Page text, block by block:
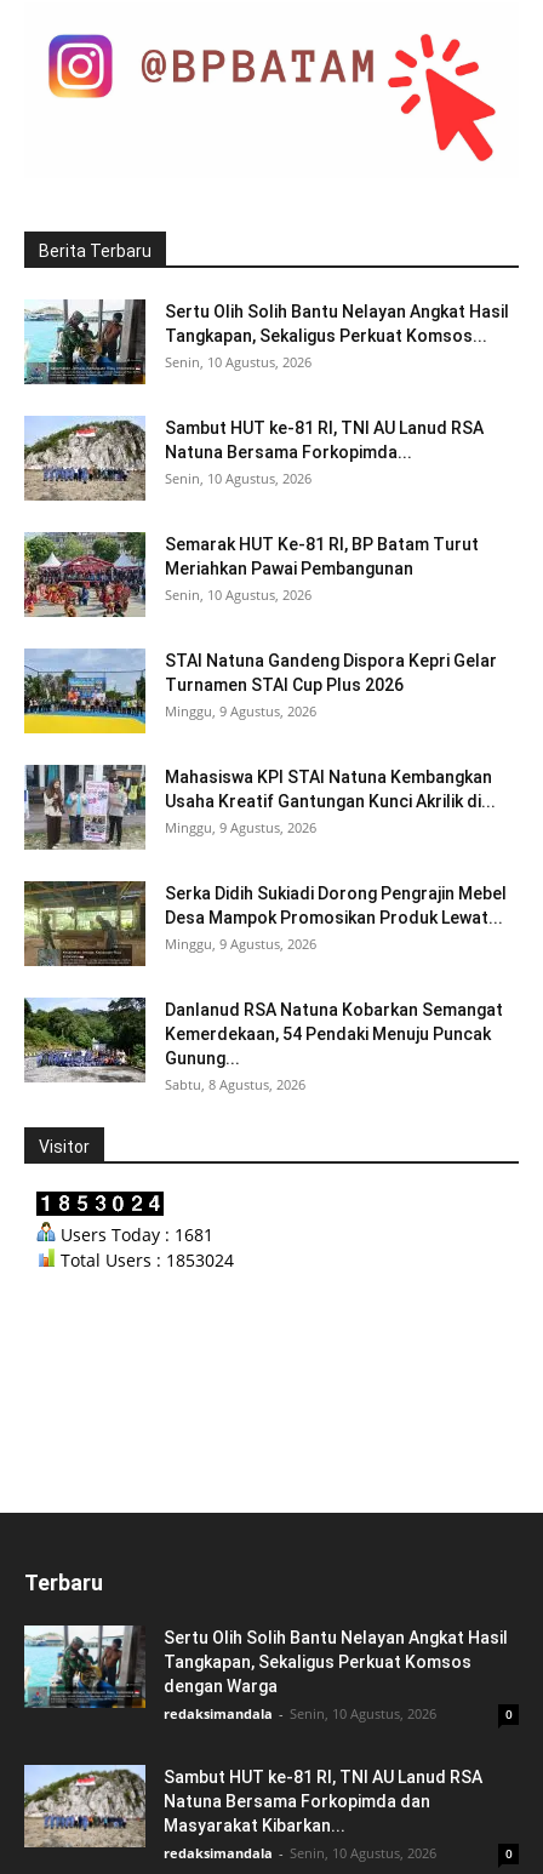
Berita Terbaru
Sertu Olih Solih Bantu Nelayan Angkat Hasil
Tangkapan, Sekaligus Perkuat Komsos...
Senin, 10 Agustus, 2026
Sambut HUT ke-81 RI, TNI AU Lanud RSA
Natuna Bersama Forkopimda...
Senin, 10 Agustus, 2026
Semarak HUT Ke-81 RI, BP Batam Turut
Meriahkan Pawai Pembangunan
Senin, 10 Agustus, 2026
STAI Natuna Gandeng Dispora Kepri Gelar
Turnamen STAI Cup Plus 2026
Minggu, 9 Agustus, 2026
Mahasiswa KPI STAI Natuna Kembangkan
Usaha Kreatif Gantungan Kunci Akrilik di...
Minggu, 9 Agustus, 2026
Serka Didih Sukiadi Dorong Pengrajin Mebel
Desa Mampok Promosikan Produk Lewat...
Minggu, 9 Agustus, 2026
Danlanud RSA Natuna Kobarkan Semangat
Kemerdekaan, 54 Pendaki Menuju Puncak
Gunung...
Sabtu, 8 Agustus, 2026
Visitor
Users Today : 1681
Total Users : 1853024
Terbaru
Sertu Olih Solih Bantu Nelayan Angkat Hasil
Tangkapan, Sekaligus Perkuat Komsos
dengan Warga
redaksimandala - Senin, 10 Agustus, 2026 0
Sambut HUT ke-81 RI, TNI AU Lanud RSA
Natuna Bersama Forkopimda dan
Masyarakat Kibarkan...
redaksimandala - Senin, 10 Agustus, 2026 0